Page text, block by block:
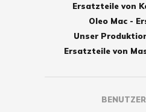
Ersatzteile von
Oleo Mac -
Unser
Ersatzteile von